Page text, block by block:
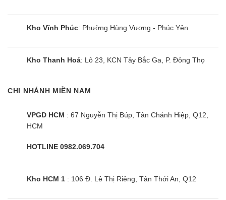
Kho Vĩnh Phúc: Phường Hùng Vương - Phúc Yên
Kho Thanh Hoá: Lô 23, KCN Tây Bắc Ga, P. Đông Thọ
CHI NHÁNH MIỀN NAM
VPGD HCM : 67 Nguyễn Thị Búp, Tân Chánh Hiệp, Q12,
HCM
HOTLINE 0982.069.704
Kho HCM 1 : 106 Đ. Lê Thị Riêng, Tân Thới An, Q12